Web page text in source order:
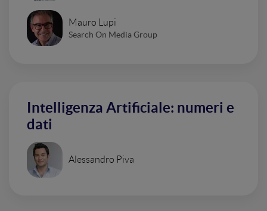
Mauro Lupi
Search On Media Group
Intelligenza Artificiale: numeri e
dati
Alessandro Piva